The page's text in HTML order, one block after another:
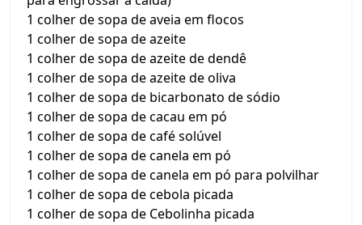
1 colher de sopa de aveia em flocos
1 colher de sopa de azeite
1 colher de sopa de azeite de dendê
1 colher de sopa de azeite de oliva
1 colher de sopa de bicarbonato de sódio
1 colher de sopa de cacau em pó
1 colher de sopa de café solúvel
1 colher de sopa de canela em pó
1 colher de sopa de canela em pó para polvilhar
1 colher de sopa de cebola picada
1 colher de sopa de Cebolinha picada